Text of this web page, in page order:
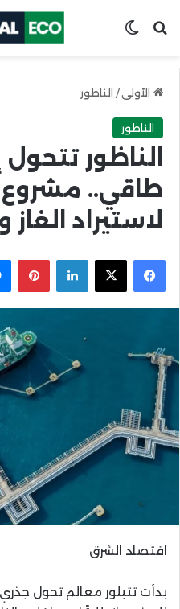
ابحث عنSwitch skin
الأولى / الناظور
الناظور
الناظور
طاقي..
لاستيراد الغاز
Facebook
X
LinkedIn
اقتصاد الشرق
بدأت تتبلور معالم تحول